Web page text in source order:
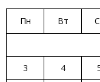
Пн Вт
3
4